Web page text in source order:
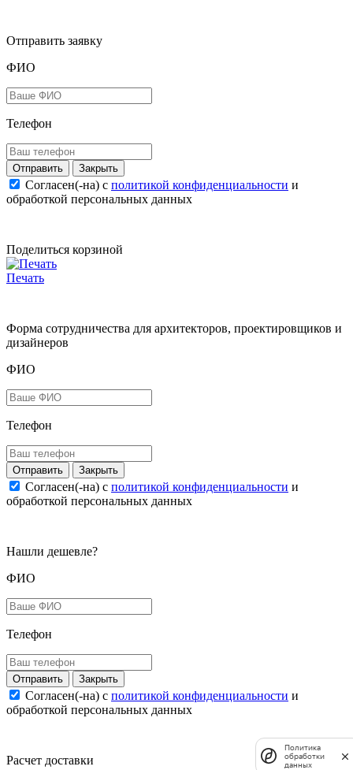
Отправить заявку
ФИО
Телефон
Закрыть
Согласен(-на) c политикой конфиденциальности и
обработкой персональных данных
Поделиться корзиной
Печать
Форма сотрудничества для архитекторов, проектировщиков и
дизайнеров
ФИО
Телефон
Закрыть
Согласен(-на) c политикой конфиденциальности и
обработкой персональных данных
Нашли дешевле?
ФИО
Телефон
Закрыть
Согласен(-на) c политикой конфиденциальности и
обработкой персональных данных
Расчет доставки
Политика
обработки
данных